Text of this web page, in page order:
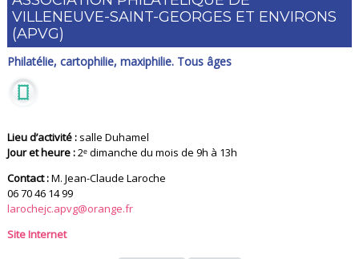
VILLENEUVE-SAINT-GEORGES ET ENVIRONS
(APVG)
Philatélie, cartophilie, maxiphilie. Tous âges
Lieu d’activité : salle Duhamel
Jour et heure :2ᵉ dimanche du mois de 9h à 13h
Contact :M. Jean-Claude Laroche
06 70 46 14 99
larochejc.apvg@orange.fr
Site Internet